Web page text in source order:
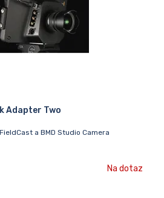
Adapter Two
a BMD Studio Camera
Na dotaz